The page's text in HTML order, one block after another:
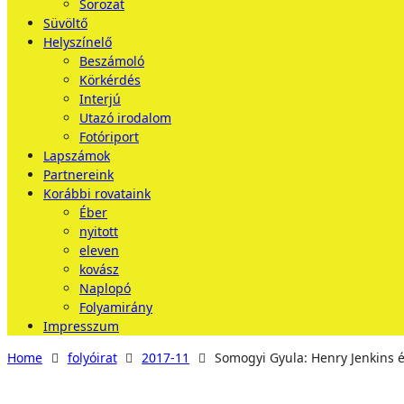
Sorozat
Süvöltő
Helyszínelő
Beszámoló
Körkérdés
Interjú
Utazó irodalom
Fotóriport
Lapszámok
Partnereink
Korábbi rovataink
Éber
nyitott
eleven
kovász
Naplopó
Folyamirány
Impresszum
Home
folyóirat 2017-11 Somogyi Gyula: Henry Jenkins